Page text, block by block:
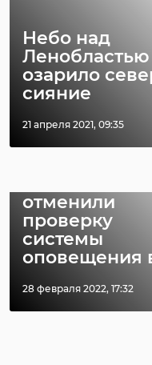
Небо над
Ленобластью
озарило
сияние
21 апреля 2021, 09:35
отменили
проверку
системы
оповещения
28 февраля 2022, 17:32
Фото:
превышение
полномочий